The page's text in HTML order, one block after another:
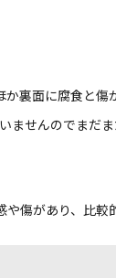
か裏面に腐食と
ませんのでまだ
や傷があり、比